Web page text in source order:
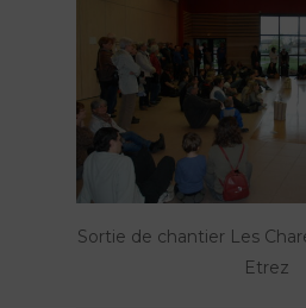
Sortie de chantier Les
Etrez